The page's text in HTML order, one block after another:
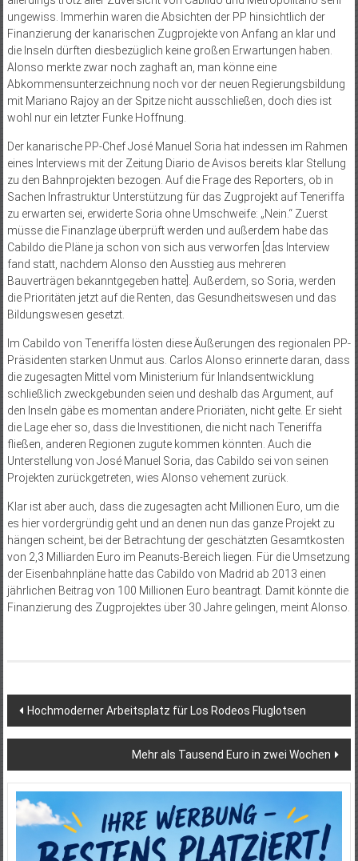
ungewiss. Immerhin waren die Absichten der PP hinsichtlich der
Finanzierung der kanarischen Zugprojekte von Anfang an klar und
die Inseln dürften diesbezüglich keine großen Erwartungen haben.
Alonso merkte zwar noch zaghaft an, man könne eine
Abkommensunterzeichnung noch vor der neuen Regierungsbildung
mit Mariano Rajoy an der Spitze nicht ausschließen, doch dies ist
wohl nur ein letzter Funke Hoffnung.
Der kanarische PP-Chef José Manuel Soria hat indessen im Rahmen
eines Interviews mit der Zeitung Diario de Avisos bereits klar Stellung
zu den Bahnprojekten bezogen. Auf die Frage des Reporters, ob in
Sachen Infrastruktur Unterstützung für das Zugprojekt auf Teneriffa
zu erwarten sei, erwiderte Soria ohne Umschweife: „Nein.“ Zuerst
müsse die Finanzlage überprüft werden und außerdem habe das
Cabildo die Pläne ja schon von sich aus verworfen [das Interview
fand statt, nachdem Alonso den Ausstieg aus mehreren
Bauverträgen bekanntgegeben hatte]. Außerdem, so Soria, werden
die Prioritäten jetzt auf die Renten, das Gesundheitswesen und das
Bildungswesen gesetzt.
Im Cabildo von Teneriffa lösten diese Äußerungen des regionalen PP-
Präsidenten starken Unmut aus. Carlos Alonso erinnerte daran, dass
die zugesagten Mittel vom Ministerium für Inlandsentwicklung
schließlich zweckgebunden seien und deshalb das Argument, auf
den Inseln gäbe es momentan andere Prioriäten, nicht gelte. Er sieht
die Lage eher so, dass die Investitionen, die nicht nach Teneriffa
fließen, anderen Regionen zugute kommen könnten. Auch die
Unterstellung von José Manuel Soria, das Cabildo sei von seinen
Projekten zurückgetreten, wies Alonso vehement zurück.
Klar ist aber auch, dass die zugesagten acht Millionen Euro, um die
es hier vordergründig geht und an denen nun das ganze Projekt zu
hängen scheint, bei der Betrachtung der geschätzten Gesamtkosten
von 2,3 Milliarden Euro im Peanuts-Bereich liegen. Für die Umsetzung
der Eisenbahnpläne hatte das Cabildo von Madrid ab 2013 einen
jährlichen Beitrag von 100 Millionen Euro beantragt. Damit könnte die
Finan­zierung des Zugprojektes über 30 Jahre gelingen, meint Alonso.
Beitragsnavigation
Hochmoderner Arbeitsplatz für Los Rodeos Fluglotsen
Mehr als Tausend Euro in zwei Wochen